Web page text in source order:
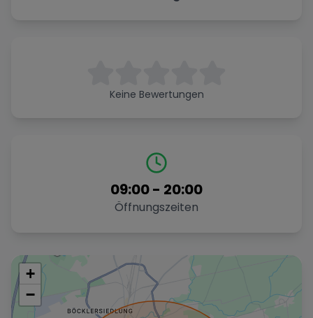
Keine Bewertungen
09:00- 20:00
Öffnungszeiten
+
−